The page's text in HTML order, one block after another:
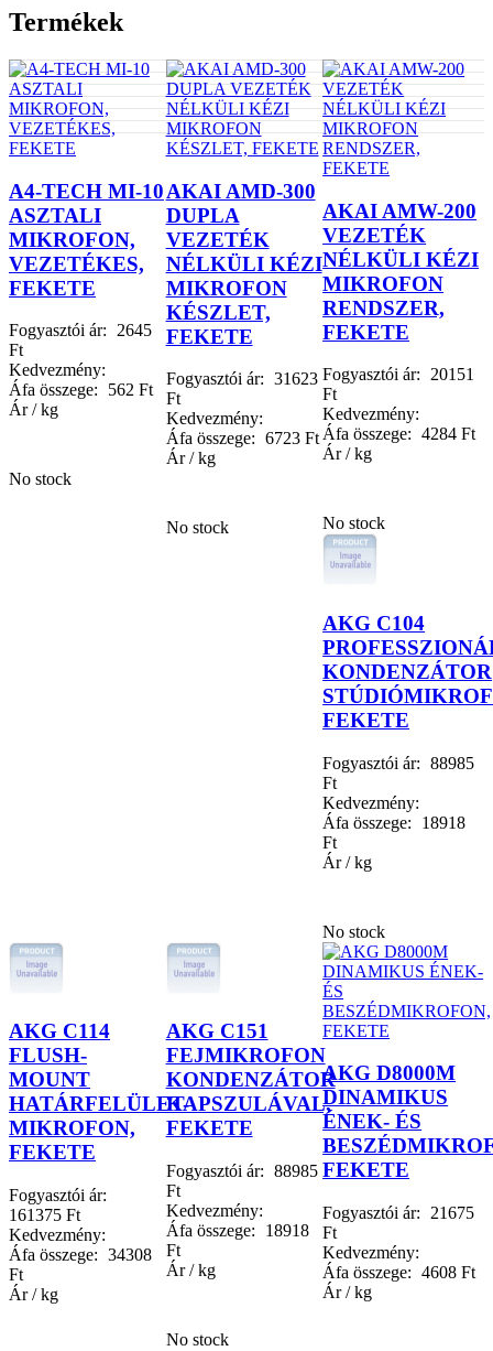
Termékek
A4-TECH MI-10
ASZTALI
MIKROFON,
VEZETÉKES,
FEKETE
Fogyasztói ár:
2645
Ft
Kedvezmény:
Áfa összege:
562 Ft
Ár / kg
No stock
AKAI AMD-300
DUPLA
VEZETÉK
NÉLKÜLI KÉZI
MIKROFON
KÉSZLET,
FEKETE
Fogyasztói ár: 31623
Ft
Kedvezmény:
Áfa összege: 6723 Ft
Ár / kg
No stock
AKAI AMW-200
VEZETÉK
NÉLKÜLI KÉZI
MIKROFON
RENDSZER,
FEKETE
Fogyasztói ár:
20151
Ft
Kedvezmény:
Áfa összege: 4284 Ft
Ár / kg
No stock
AKG C104
KONDENZÁTOR
FEKETE
Fogyasztói ár: 88985
Ft
Kedvezmény:
Áfa összege:
18918
Ft
Ár / kg
No stock
AKG C114
FLUSH-
MOUNT
HATÁRFELÜLET-
MIKROFON,
FEKETE
Fogyasztói ár:
161375 Ft
Kedvezmény:
Áfa összege: 34308
Ft
Ár / kg
AKG C151
FEJMIKROFON
KONDENZÁTOR
KAPSZULÁVAL,
FEKETE
Fogyasztói ár: 88985
Ft
Kedvezmény:
Áfa összege:
18918
Ft
Ár / kg
No stock
AKG D8000M
DINAMIKUS
ÉNEK- ÉS
FEKETE
Fogyasztói ár:
21675
Ft
Kedvezmény:
Áfa összege: 4608 Ft
Ár / kg